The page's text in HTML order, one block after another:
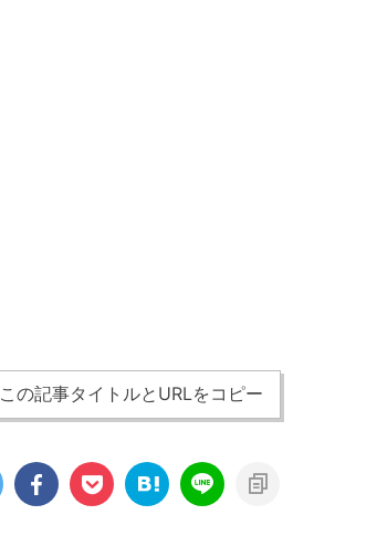
この記事タイトルとURLをコピー